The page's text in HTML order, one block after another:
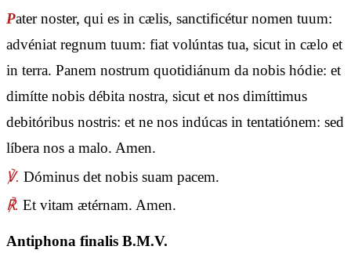
Pater noster, qui es in cælis, sanctificétur nomen tuum:
advéniat regnum tuum: fiat volúntas tua, sicut in cælo et
in terra. Panem nostrum quotidiánum da nobis hódie: et
dimítte nobis débita nostra, sicut et nos dimíttimus
debitóribus nostris: et ne nos indúcas in tentatiónem: sed
líbera nos a malo. Amen.
℣. Dóminus det nobis suam pacem.
℟. Et vitam ætérnam. Amen.
Antiphona finalis B.M.V.